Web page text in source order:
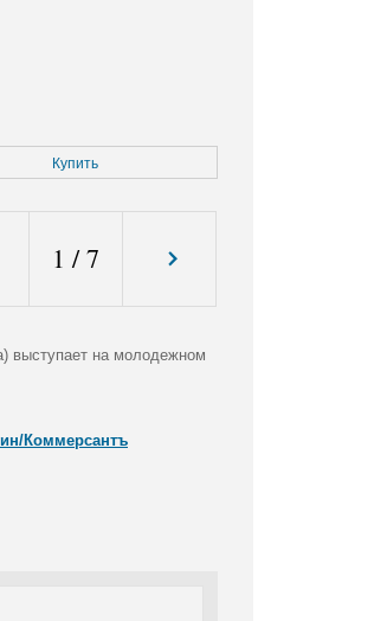
Купить
1 /7
выступает на молодежном
Коммерсантъ